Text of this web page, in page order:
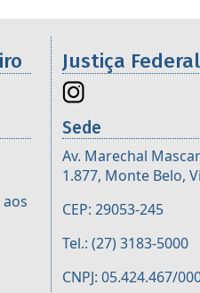
Justiça
Sede
Av. Marechal
1.877, Monte Belo,
CEP: 29053-245
Tel.: (27) 3183-5000
CNPJ: 05.424.467/